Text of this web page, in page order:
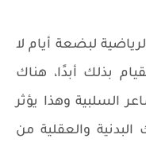
لبضعة أيام لا
بذلك أبدًا، هناك
وهذا يؤثر
والعقلية من